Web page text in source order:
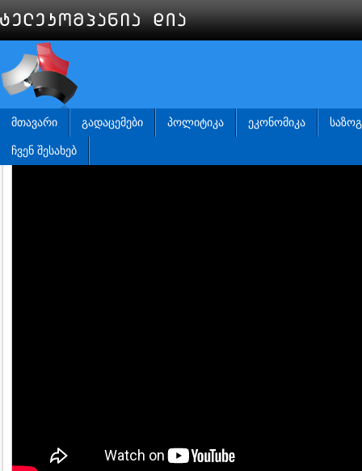
ᲛᲗᲐᲕᲐᲠᲘ ᲒᲐᲓᲐᲪᲔᲛᲔᲑᲘ ᲞᲝᲚᲘᲢᲘᲙᲐ ᲔᲙᲝᲜᲝᲛᲘᲙᲐ
ᲩᲕᲔᲜ ᲨᲔᲡᲐᲮᲔᲑ